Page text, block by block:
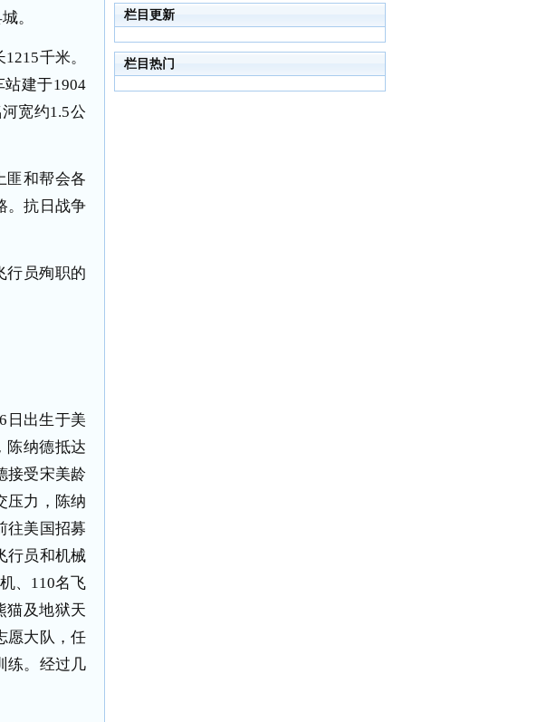
。
千米。
建于1904
宽约1.5公
匪和帮会各
。抗日战争
行员殉职的
日出生于美
陈纳德抵达
接受宋美龄
压力，陈纳
往美国招募
行员和机械
、110名飞
猫及地狱天
愿大队，任
练。经过几
栏目更新
栏目热门